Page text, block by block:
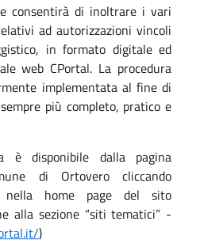
consentirà di inoltrare i vari
ad autorizzazioni vincoli
in formato digitale ed
web CPortal. La procedura
implementata al fine di
più completo, pratico e
è disponibile dalla pagina
di Ortovero cliccando
nella home page del sito
alla sezione “siti tematici” -
)